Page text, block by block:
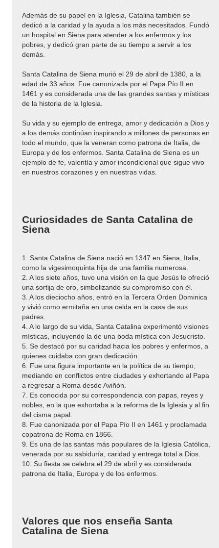
Además de su papel en la Iglesia, Catalina también se
dedicó a la caridad y la ayuda a los más necesitados. Fundó
un hospital en Siena para atender a los enfermos y los
pobres, y dedicó gran parte de su tiempo a servir a los
demás.
Santa Catalina de Siena murió el 29 de abril de 1380, a la
edad de 33 años. Fue canonizada por el Papa Pío II en
1461 y es considerada una de las grandes santas y místicas
de la historia de la Iglesia.
Su vida y su ejemplo de entrega, amor y dedicación a Dios y
a los demás continúan inspirando a millones de personas en
todo el mundo, que la veneran como patrona de Italia, de
Europa y de los enfermos. Santa Catalina de Siena es un
ejemplo de fe, valentía y amor incondicional que sigue vivo
en nuestros corazones y en nuestras vidas.
Curiosidades de Santa Catalina de
Siena
1. Santa Catalina de Siena nació en 1347 en Siena, Italia,
como la vigesimoquinta hija de una familia numerosa.
2. A los siete años, tuvo una visión en la que Jesús le ofreció
una sortija de oro, simbolizando su compromiso con él.
3. A los dieciocho años, entró en la Tercera Orden Dominica
y vivió como ermitaña en una celda en la casa de sus
padres.
4. A lo largo de su vida, Santa Catalina experimentó visiones
místicas, incluyendo la de una boda mística con Jesucristo.
5. Se destacó por su caridad hacia los pobres y enfermos, a
quienes cuidaba con gran dedicación.
6. Fue una figura importante en la política de su tiempo,
mediando en conflictos entre ciudades y exhortando al Papa
a regresar a Roma desde Aviñón.
7. Es conocida por su correspondencia con papas, reyes y
nobles, en la que exhortaba a la reforma de la Iglesia y al fin
del cisma papal.
8. Fue canonizada por el Papa Pío II en 1461 y proclamada
copatrona de Roma en 1866.
9. Es una de las santas más populares de la Iglesia Católica,
venerada por su sabiduría, caridad y entrega total a Dios.
10. Su fiesta se celebra el 29 de abril y es considerada
patrona de Italia, Europa y de los enfermos.
Valores que nos enseña Santa
Catalina de Siena